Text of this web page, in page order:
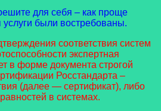
для себя – как проще
были востребованы.
соответствия систем
экспертная
в форме документа строгой
Росстандарта –
(далее — сертификат), либо
в системах.